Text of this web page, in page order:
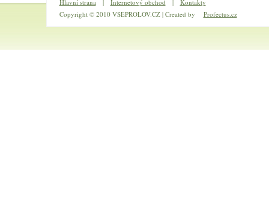
Hlavní strana | Internetový obchod |
Kontakty
Copyright © 2010 VSEPROLOV.CZ | Created by
Profectus.cz